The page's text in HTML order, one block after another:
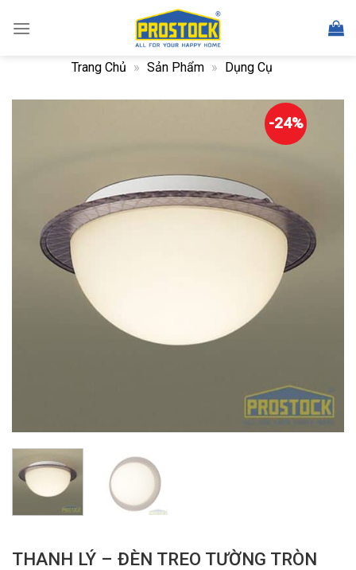
Trang Chủ » Sản Phẩm » Dụng Cụ
-24%
THANH LÝ – ĐÈN TREO TƯỜNG TRÒN